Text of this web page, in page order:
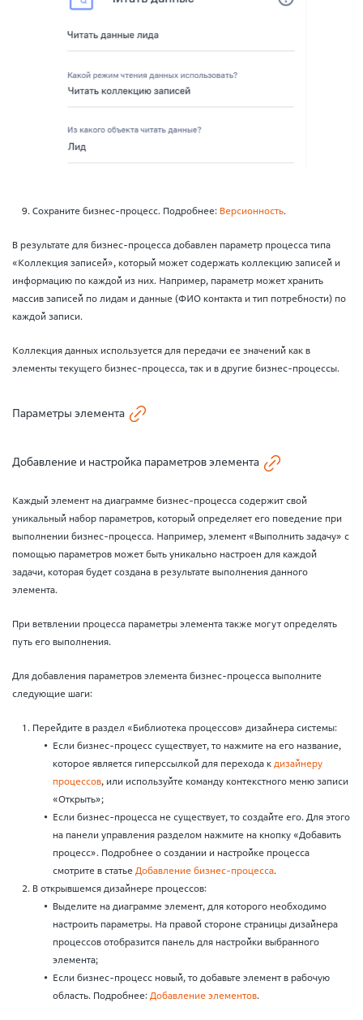
Сохраните бизнес-процесс. Подробнее: Версионность.
В результате для бизнес-процесса добавлен параметр процесса типа
«Коллекция записей», который может содержать коллекцию записей и
информацию по каждой из них. Например, параметр может хранить
массив записей по лидам и данные (ФИО контакта и тип потребности) по
каждой записи.
Коллекция данных используется для передачи ее значений как в
элементы текущего бизнес-процесса, так и в другие бизнес-процессы.
Параметры элемента
Добавление и настройка параметров элемента
Каждый элемент на диаграмме бизнес-процесса содержит свой
уникальный набор параметров, который определяет его поведение при
выполнении бизнес-процесса. Например, элемент «Выполнить задачу» с
помощью параметров может быть уникально настроен для каждой
задачи, которая будет создана в результате выполнения данного
элемента.
При ветвлении процесса параметры элемента также могут определять
путь его выполнения.
Для добавления параметров элемента бизнес-процесса выполните
следующие шаги:
Перейдите в раздел «Библиотека процессов» дизайнера системы:
Если бизнес-процесс существует, то нажмите на его название,
которое является гиперссылкой для перехода кдизайнеру
процессов, или используйте команду контекстного меню записи
«Открыть»;
Если бизнес-процесса не существует, то создайте его. Для этого
на панели управления разделом нажмите на кнопку «Добавить
процесс». Подробнее о создании и настройке процесса
смотрите в статьеДобавление бизнес-процесса.
В открывшемся дизайнере процессов:
Выделите на диаграмме элемент, для которого необходимо
настроить параметры. На правой стороне страницы дизайнера
процессов отобразится панель для настройки выбранного
элемента;
Если бизнес-процесс новый, то добавьте элемент в рабочую
область. Подробнее:Добавление элементов.